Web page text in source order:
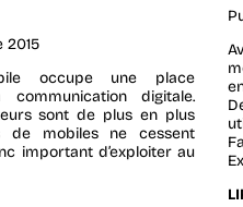
2015
occupe une place
digitale.
sont de plus en plus
de mobiles ne cessent
important d’exploiter au